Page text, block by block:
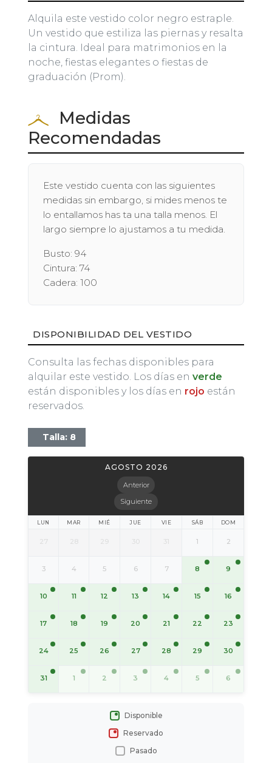
Alquila este vestido color negro estraple.
Un vestido que estiliza las piernas y resalta
la cintura. Ideal para matrimonios en la
noche, fiestas elegantes o fiestas de
graduación (Prom).
Medidas
Recomendadas
Este vestido cuenta con las siguientes
medidas sin embargo, si mides menos te
lo entallamos has ta una talla menos. El
largo siempre lo ajustamos a tu medida.
Busto: 94
Cintura: 74
Cadera: 100
DISPONIBILIDAD DEL VESTIDO
Consulta las fechas disponibles para
alquilar este vestido. Los días en verde
están disponibles y los días en rojo están
reservados.
Talla: 8
Anterior
AGOSTO 2026
Siguiente
LUN MAR MIÉ JUE VIE SÁB DOM
27 28 29 30 31 1 2
3 4 5 6 7 8 9
10 11 12 13 14 15 16
17 18 19 20 21 22 23
24 25 26 27 28 29 30
31 1 2 3 4 5 6
Disponible
Reservado
Pasado